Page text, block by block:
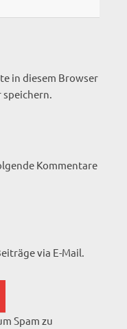
in diesem Browser
Kommentare
via E-Mail.
Spam zu